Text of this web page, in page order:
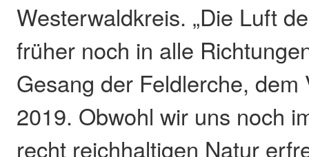
Westerwaldkreis. „Die Luft
früher noch in alle
Gesang der Feldlerche, dem
2019. Obwohl wir uns noch
recht reichhaltigen Natur